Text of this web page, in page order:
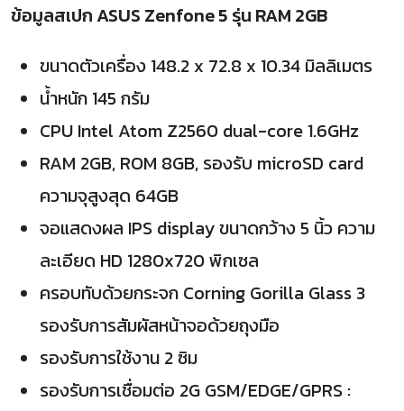
ข้อมูลสเปก ASUS Zenfone 5 รุ่น RAM 2GB
ขนาดตัวเครื่อง 148.2 x 72.8 x 10.34 มิลลิเมตร
น้ำหนัก 145 กรัม
CPU Intel Atom Z2560 dual-core 1.6GHz
RAM 2GB, ROM 8GB, รองรับ microSD card
ความจุสูงสุด 64GB
จอแสดงผล IPS display ขนาดกว้าง 5 นิ้ว ความ
ละเอียด HD 1280x720 พิกเซล
ครอบทับด้วยกระจก Corning Gorilla Glass 3
รองรับการสัมผัสหน้าจอด้วยถุงมือ
รองรับการใช้งาน 2 ซิม
รองรับการเชื่อมต่อ 2G GSM/EDGE/GPRS :